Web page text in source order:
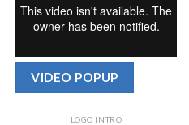
VIDEO POPUP
LOGO INTRO